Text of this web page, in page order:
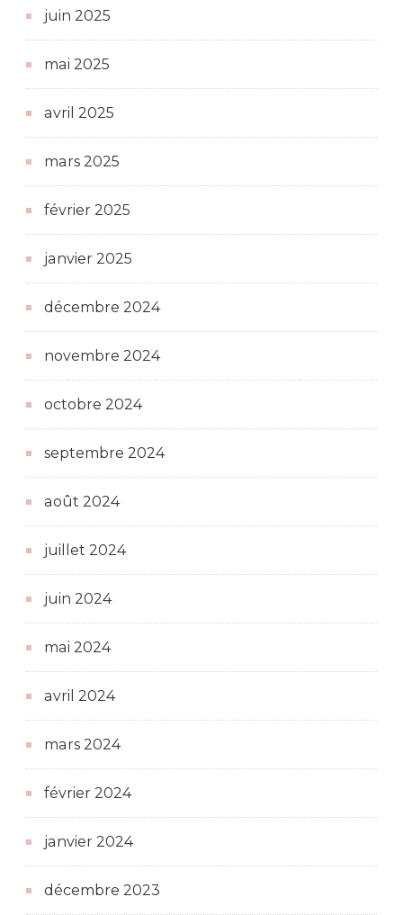
juin 2025
mai 2025
avril 2025
mars 2025
février 2025
janvier 2025
décembre 2024
novembre 2024
octobre 2024
septembre 2024
août 2024
juillet 2024
juin 2024
mai 2024
avril 2024
mars 2024
février 2024
janvier 2024
décembre 2023